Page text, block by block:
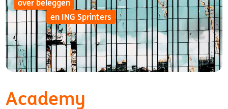
over beleggen
en ING Sprinters
Academy